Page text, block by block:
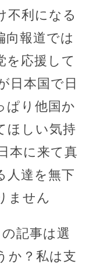
不利になる
向報道では
を応援して
日本国で日
ぱり他国か
ほしい気持
本に来て真
人達を無下
ません
記事は選
か？私は支